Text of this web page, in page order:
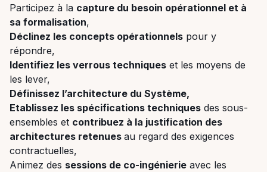
Participez à la capture du besoin opérationnel et à
sa formalisation,
Déclinez les concepts opérationnels pour y
répondre,
Identifiez les verrous techniques et les moyens de
les lever,
Définissez l’architecture du Système,
Etablissez les spécifications techniques des sous-
ensembles et contribuez à la justification des
architectures retenues au regard des exigences
contractuelles,
Animez des sessions de co-ingénierie avec les